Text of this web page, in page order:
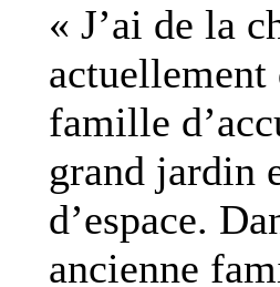
« J’ai de la
actuellement
famille
grand jardin
d’espace.
ancienne